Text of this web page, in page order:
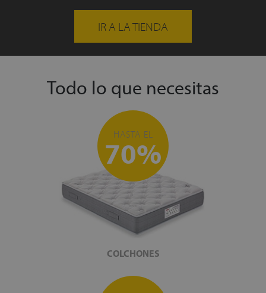
IR A LA TIENDA
Todo lo que necesitas
HASTA EL
70%
COLCHONES